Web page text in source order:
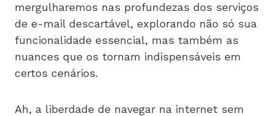
mergulharemos nas profundezas dos serviços
de e-mail descartável, explorando não só sua
funcionalidade essencial, mas também as
nuances que os tornam indispensáveis em
certos cenários.
Ah, a liberdade de navegar na internet sem